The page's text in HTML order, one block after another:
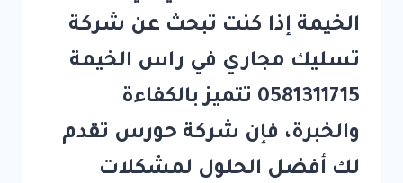
الخيمة إذا كنت تبحث عن شركة
تسليك مجاري في راس الخيمة
0581311715 تتميز بالكفاءة
والخبرة، فإن شركة حورس تقدم
لك أفضل الحلول لمشكلات